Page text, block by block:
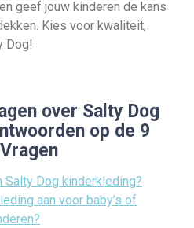
geef jouw kinderen de kans
Kies voor kwaliteit,
Dog!
over Salty Dog
op de 9
Dog kinderkleding?
aan voor baby’s of